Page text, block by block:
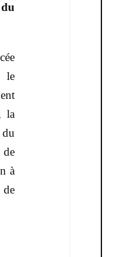
le
la
à
de